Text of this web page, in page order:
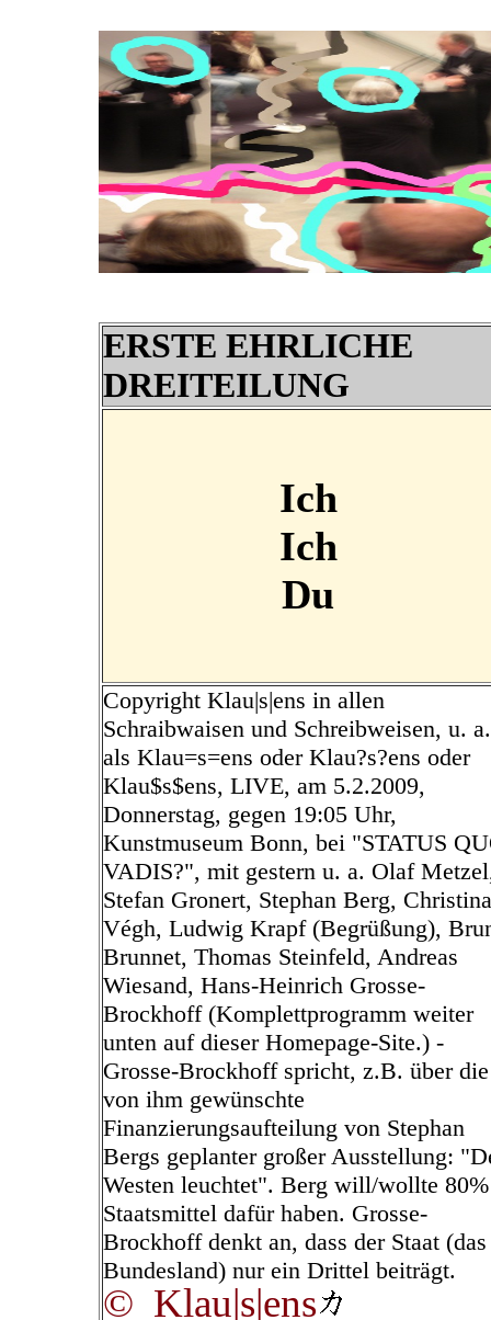
ERSTE EHRLICHE
DREITEILUNG
Ich
Ich
Du
Copyright Klau|s|ens in allen
Schraibwaisen und Schreibweisen, u. a.
als Klau=s=ens oder Klau?s?ens oder
Klau$s$ens, LIVE, am 5.2.2009,
Donnerstag, gegen 19:05 Uhr,
Kunstmuseum Bonn, bei "STATUS
VADIS?", mit gestern u. a. Olaf
Stefan Gronert, Stephan Berg, Christina
Végh, Ludwig Krapf (Begrüßung),
Brunnet, Thomas Steinfeld, Andreas
Wiesand, Hans-Heinrich Grosse-
Brockhoff (Komplettprogramm weiter
unten auf dieser Homepage-Site.) -
Grosse-Brockhoff spricht, z.B. über die
von ihm gewünschte
Finanzierungsaufteilung von Stephan
Bergs geplanter großer Ausstellung:
Westen leuchtet". Berg will/wollte 80%
Staatsmittel dafür haben. Grosse-
Brockhoff denkt an, dass der Staat (das
Bundesland) nur ein Drittel beiträgt.
© Klau|s|ens